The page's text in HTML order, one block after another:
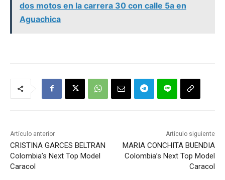
dos motos en la carrera 30 con calle 5a en
Aguachica
Artículo anterior
CRISTINA GARCES BELTRAN
Colombia’s Next Top Model
Caracol
Artículo siguiente
MARIA CONCHITA BUENDIA
Colombia’s Next Top Model
Caracol